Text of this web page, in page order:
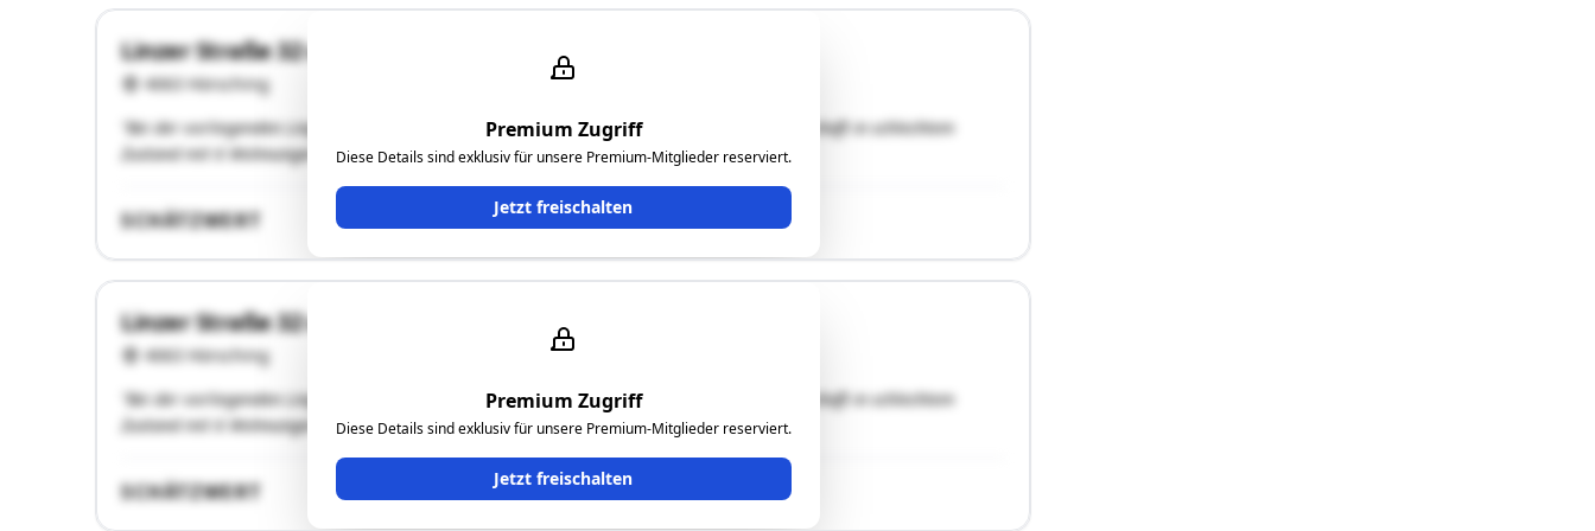
Premium Zugriff
Diese Details sind exklusiv für unsere Premium-Mitglieder reserviert.
Jetzt freischalten
Linzer Straße 32 und 32a
4063 Hörsching
"Bei der vorliegenden Liegenschaft handelt es sich um eine ältere gemischt genutzte Liegen-schaft in schlechtem
Zustand mit 6 Wohnungen und einer Geschäftsfläche."
SCHÄTZWERT
Premium Zugriff
Diese Details sind exklusiv für unsere Premium-Mitglieder reserviert.
Jetzt freischalten
Linzer Straße 32 und 32a
4063 Hörsching
"Bei der vorliegenden Liegenschaft handelt es sich um eine ältere gemischt genutzte Liegen-schaft in schlechtem
Zustand mit 6 Wohnungen und einer Geschäftsfläche."
SCHÄTZWERT